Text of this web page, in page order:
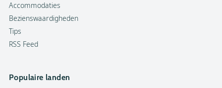
Accommodaties
Bezienswaardigheden
Tips
RSS Feed
Populaire landen